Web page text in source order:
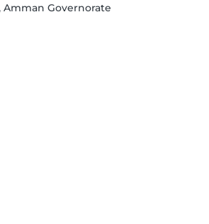
Amman Governorate